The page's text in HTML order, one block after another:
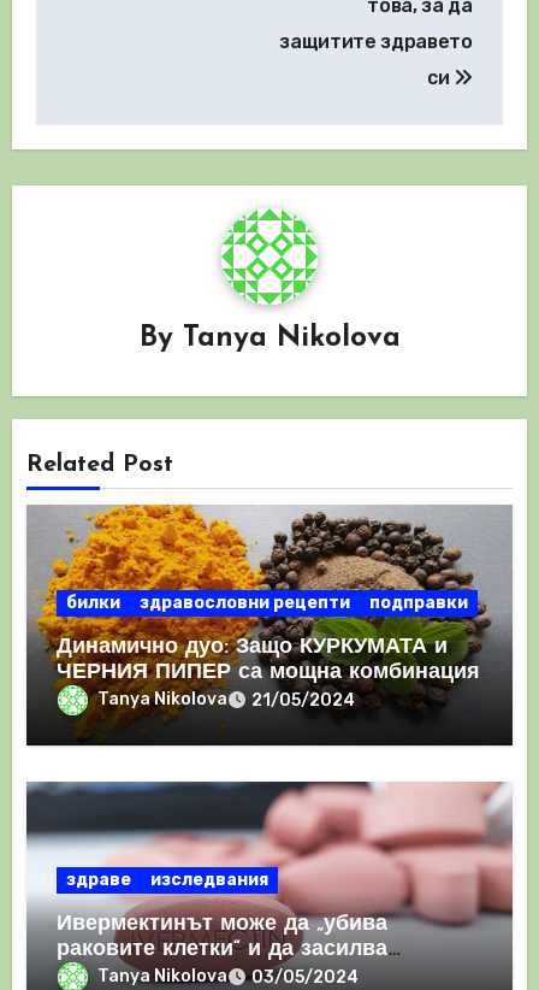
това, за да
защитите здравето
си
By Tanya Nikolova
Related Post
билки здравословни рецепти подправки
Динамично дуо: Защо КУРКУМАТА и
ЧЕРНИЯ ПИПЕР са мощна комбинация
Tanya Nikolova 21/05/2024
здраве изследвания
Ивермектинът може да „убива
раковите клетки“ и да засилва
имунния отговор
Tanya Nikolova 03/05/2024